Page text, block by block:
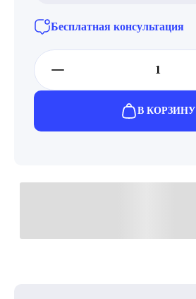
Бесплатная консультация
В КОРЗИНУ